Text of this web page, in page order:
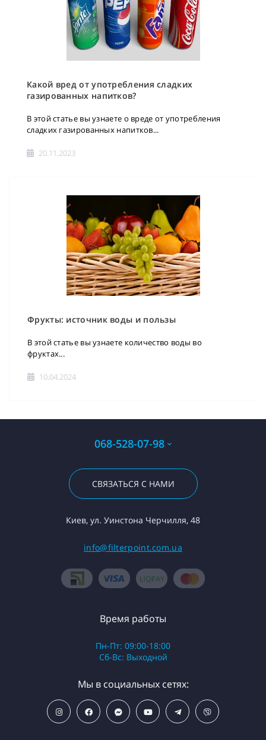
Какой вред от употребления сладких
газированных напитков?
В этой статье вы узнаете о вреде от употребления
сладких газированных напитков...
20.11.2023
Фрукты: источник воды и пользы
В этой статье вы узнаете количество воды во
фруктах...
10.04.2024
068-528-07-98
СВЯЗАТЬСЯ С НАМИ
Киев, ул. Уинстона Черчилля, 48
info@filterpoint.com.ua
Время работы
Пн-Пт: 09:00-18:00
Сб-Вс: Выходной
Мы в социальных сетях: